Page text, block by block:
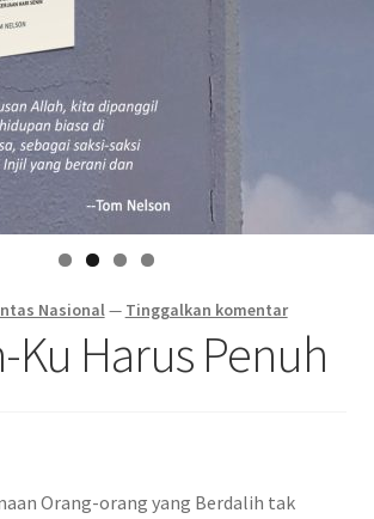
Nasional— Tinggalkan komentar
Ku Harus Penuh
Orang-orang yang Berdalih tak